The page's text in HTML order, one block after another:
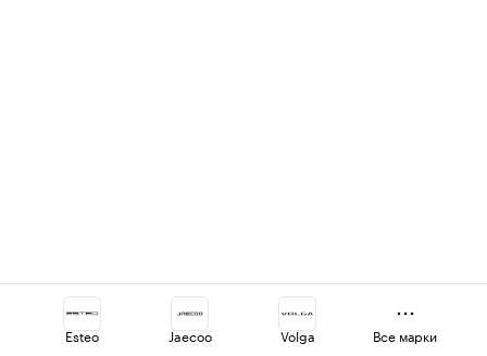
Esteo Jaecoo Volga Все марки